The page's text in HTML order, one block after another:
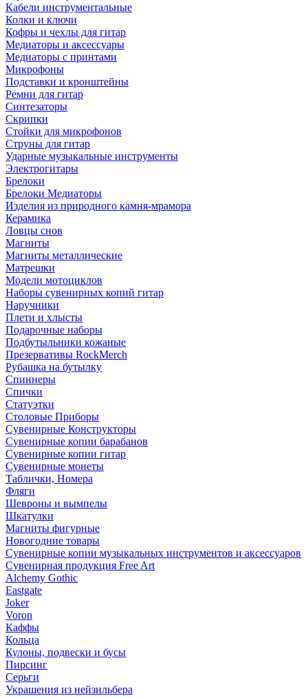
Кабели инструментальные
Колки и ключи
Кофры и чехлы для гитар
Медиаторы и аксессуары
Медиаторы с принтами
Микрофоны
Подставки и кронштейны
Ремни для гитар
Синтезаторы
Скрипки
Стойки для микрофонов
Струны для гитар
Ударные музыкальные инструменты
Электрогитары
Брелоки
Брелоки Медиаторы
Изделия из природного камня-мрамора
Керамика
Ловцы снов
Магниты
Магниты металлические
Матрешки
Модели мотоциклов
Наборы сувенирных копий гитар
Наручники
Плети и хлысты
Подарочные наборы
Подбутыльники кожаные
Презервативы RockMerch
Рубашка на бутылку
Спиннеры
Спички
Статуэтки
Столовые Приборы
Сувенирные Конструкторы
Сувенирные копии барабанов
Сувенирные копии гитар
Сувенирные монеты
Таблички, Номера
Фляги
Шевроны и вымпелы
Шкатулки
Магниты фигурные
Новогодние товары
Сувенирные копии музыкальных инструментов и аксессуаров
Сувенирная продукция Free Art
Alchemy Gothic
Eastgate
Joker
Voron
Каффы
Кольца
Кулоны, подвески и бусы
Пирсинг
Серьги
Украшения из нейзильбера